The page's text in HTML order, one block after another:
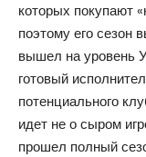
которых покупают
поэтому его сезон
вышел на уровень
готовый
потенциального
идет не о сыром
прошел полный